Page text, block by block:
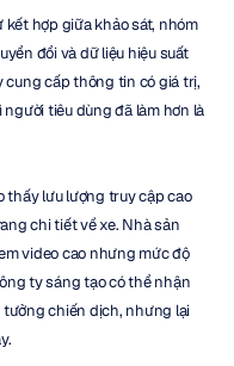
kết hợp giữa khảo sát, nhóm
đổi và dữ liệu hiệu suất
cấp thông tin có giá trị,
tiêu dùng đã làm hơn là
thấy lưu lượng truy cập cao
chi tiết về xe. Nhà sản
video cao nhưng mức độ
ty sáng tạo có thể nhận
chiến dịch, nhưng lại